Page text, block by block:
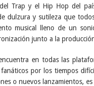
Trap y el Hip Hop del
dulzura y sutileza que
musical lleno de un
junto a la
en todas las
fanáticos por los tiempos
o nuevos lanzamientos,